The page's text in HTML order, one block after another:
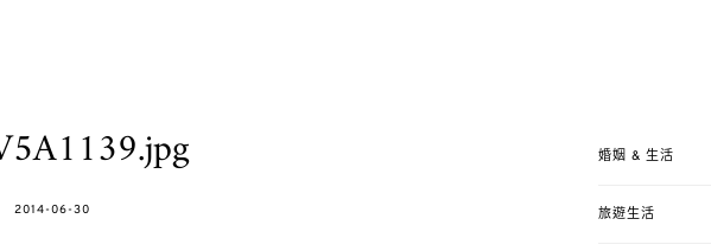
POSTED
2014-06-30
婚姻 & 生活
旅遊生活